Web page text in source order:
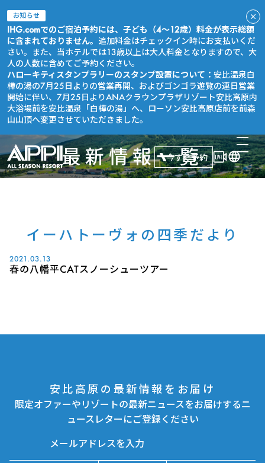
お知らせ
IHG.comでのご宿泊予約には、子ども（4～12歳）料金が表示総額
に含まれておりません。 追加料金はチェックイン時にお支払いくだ
さい。また、当ホテルでは13歳以上は大人料金となりますので、大
人の人数に含めてご予約ください。
ハローキティスタンプラリーのスタンプ設置について： 安比温泉白
樺の湯の7月25日よりの営業再開、およびゴンゴラ遊覧の連日営業
開始に伴い、7月25日よりANAクラウンプラザリゾート安比高原内
大浴場前を安比温泉「白樺の湯」へ、ローソン安比高原店前を前森
山山頂へ変更させていただきました。
今すぐ予約
最新情報一覧
イーハトーヴォの四季だより
2021.03.13
春の八幡平CATスノーシューツアー
安比高原の最新情報をお届け
限定オファーやリゾートの最新ニュースをお届けするニ
ュースレターにご登録ください